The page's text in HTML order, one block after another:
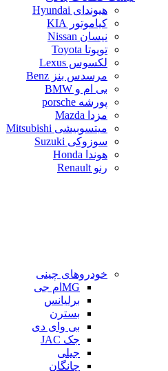
هیوندای Hyundai
کیاموتور KIA
نیسان Nissan
تویوتا Toyota
لکسوس Lexus
مرسدس بنز Benz
بی ام و BMW
پورشه porsche
مزدا Mazda
میتسوبیشی Mitsubishi
سوزوکی Suzuki
هوندا Honda
رنو Renault
خودروهای چینی
MGام جی
برلیانس
بسترن
بی وای دی
جک JAC
جیلی
چانگان